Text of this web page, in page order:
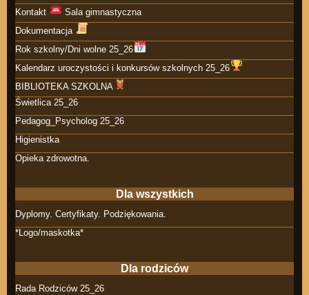
Kontakt
Sala gimnastyczna
Dokumentacja
Rok szkolny/Dni wolne 25_26
Kalendarz uroczystości i konkursów szkolnych 25_26
BIBLIOTEKA SZKOLNA
Świetlica 25_26
Pedagog_Psycholog 25_26
Higienistka
Opieka zdrowotna.
Dla wszystkich
Dyplomy. Certyfikaty. Podziękowania.
*Logo/maskotka*
Dla rodziców
Rada Rodziców 25_26